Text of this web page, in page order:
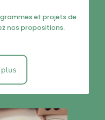
et projets de
nos propositions.